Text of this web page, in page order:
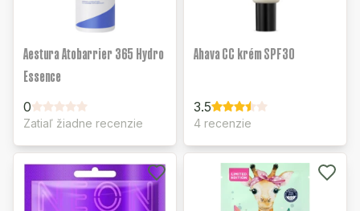
Aestura Atobarrier 365 Hydro
Essence
0
Zatiaľ žiadne recenzie
Ahava CC krém SPF30
3.5
4 recenzie